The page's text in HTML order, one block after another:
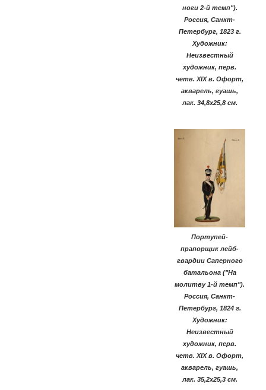
ноги 2-й темп").
Россия, Санкт-
Петербург, 1823 г.
Художник:
Неизвестный
художник, перв.
четв. XIX в. Офорт,
акварель, гуашь,
лак. 34,8х25,8 см.
Портупей-
прапорщик лейб-
гвардии Саперного
батальона ("На
молитву 1-й темп").
Россия, Санкт-
Петербург, 1824 г.
Художник:
Неизвестный
художник, перв.
четв. XIX в. Офорт,
акварель, гуашь,
лак. 35,2х25,3 см.